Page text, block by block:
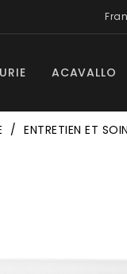
ACAVALLO
ENTRETIEN ET